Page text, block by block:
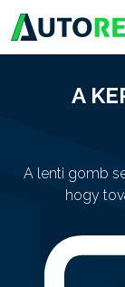
A
A lenti gomb
hogy